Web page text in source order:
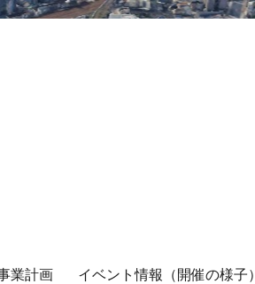
業計画 イベント情報（開催の様子）